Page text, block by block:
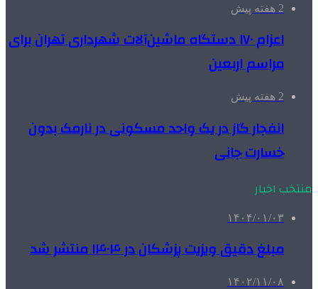
2 هفته پیش
اعزام ۱۷۰ دستگاه ماشین‌آلات شهرداری تهران برای
مراسم اربعین
2 هفته پیش
انفجار گاز در یک واحد مسکونی در نارمک بدون
خسارت جانی
منتخب اخبار
۱۴۰۴/۰۱/۰۳
مبلغ دقیق ویزیت پزشکان در ۱۴۰۴ منتشر شد
۱۴۰۲/۱۱/۰۸